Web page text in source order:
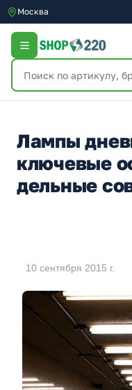
Москва
Лампы
ключевые
дельные
10 сентября 2015 г.